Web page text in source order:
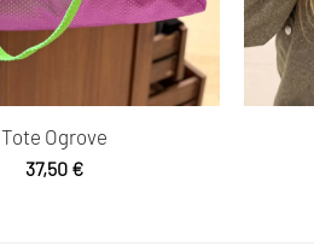
Tote Ogrove
37,50 €